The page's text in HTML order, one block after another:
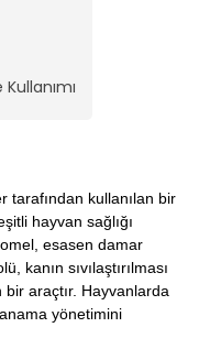
tarafından kullanılan bir
hayvan sağlığı
esasen damar
kanın sıvılaştırılması
bir araçtır. Hayvanlarda
yönetimini